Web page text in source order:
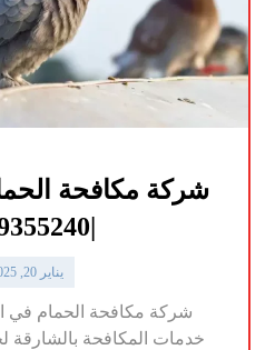
شركة مكافحة
يناير 20, 2025
شركة مكافحة الحمام في
خدمات المكافحة بالشارقة